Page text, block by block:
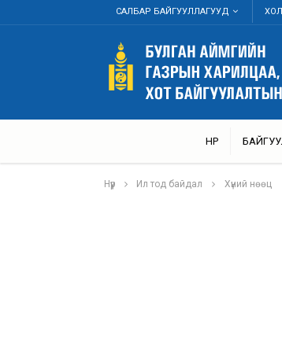
САЛБАР БАЙГУУЛЛАГУУД
НҮҮР
Нүүр Ил тод байдал Хүний нөөц